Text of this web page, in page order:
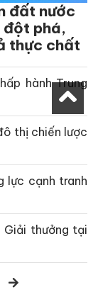
đất nước
đột phá,
thực chất
hành Trung
thị chiến lược
lực cạnh tranh
Giải thưởng tại